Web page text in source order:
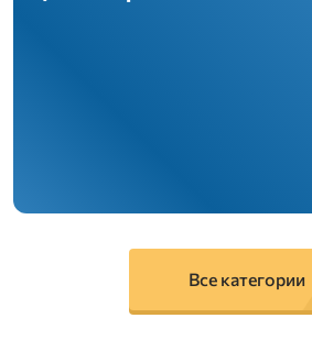
Все категории